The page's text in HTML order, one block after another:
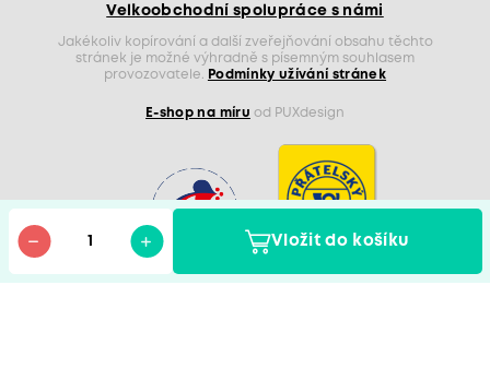
Vložit do košíku
Velkoobchodní spolupráce s námi
Jakékoliv kopírování a další zveřejňování obsahu těchto
stránek je možné výhradně s písemným souhlasem
provozovatele.
Podmínky užívání stránek
E-shop na míru od PUXdesign